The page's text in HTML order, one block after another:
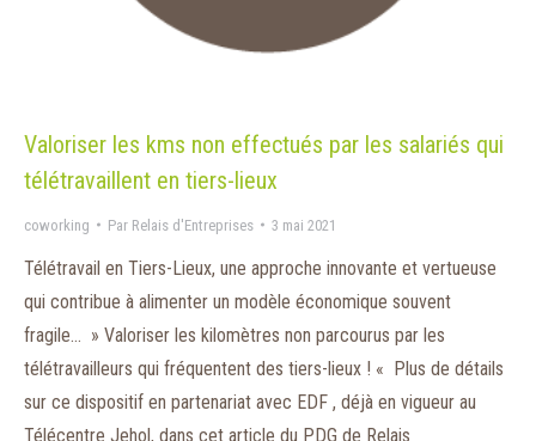
Valoriser les kms non effectués par les salariés qui
télétravaillent en tiers-lieux
coworking Par Relais d'Entreprises 3 mai 2021
Télétravail en Tiers-Lieux, une approche innovante et vertueuse
qui contribue à alimenter un modèle économique souvent
fragile… » Valoriser les kilomètres non parcourus par les
télétravailleurs qui fréquentent des tiers-lieux ! « Plus de détails
sur ce dispositif en partenariat avec EDF , déjà en vigueur au
Télécentre Jehol, dans cet article du PDG de Relais